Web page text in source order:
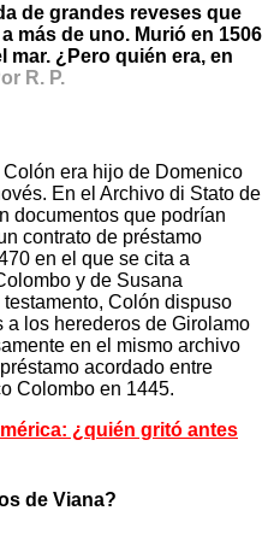
de grandes reveses que
más de uno. Murió en 1506
mar. ¿Pero quién era, en
R. P.
era hijo de Domenico
En el Archivo di Stato de
documentos que podrían
contrato de préstamo
en el que se cita a
y de Susana
Colón dispuso
los herederos de Girolamo
en el mismo archivo
acordado entre
Colombo en 1445.
¿quién gritó antes
de Viana?